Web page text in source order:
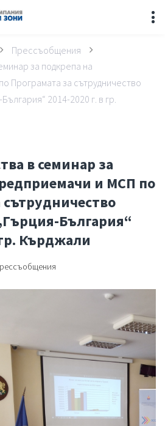
Прессъобщения
за подкрепа на
Програмата за сътрудничество
България“ 2014-2020 г. в гр.
в семинар за
и МСП по
България“
Кърджали